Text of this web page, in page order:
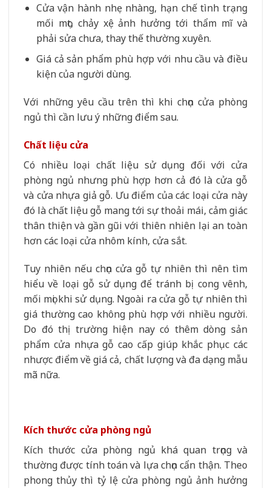
Cửa vận hành nhẹ nhàng, hạn chế tình trạng
mối mọt, chảy xệ ảnh hưởng tới thẩm mĩ và
phải sửa chưa, thay thế thường xuyên.
Giá cả sản phẩm phù hợp với nhu cầu và điều
kiện của người dùng.
Với những yêu cầu trên thì khi chọn cửa phòng
ngủ thì cần lưu ý những điểm sau.
Chất liệu cửa
Có nhiều loại chất liệu sử dụng đối với cửa
phòng ngủ nhưng phù hợp hơn cả đó là cửa gỗ
và cửa nhựa giả gỗ. Ưu điểm của các loại cửa này
đó là chất liệu gỗ mang tới sự thoải mái, cảm giác
thân thiện và gần gũi với thiên nhiên lại an toàn
hơn các loại cửa nhôm kính, cửa sắt.
Tuy nhiên nếu chọn cửa gỗ tự nhiên thì nên tìm
hiểu về loại gỗ sử dụng để tránh bị cong vênh,
mối mọi khi sử dụng. Ngoài ra cửa gỗ tự nhiên thì
giá thường cao không phù hợp với nhiều người.
Do đó thị trường hiện nay có thêm dòng sản
phẩm cửa nhựa gỗ cao cấp giúp khắc phục các
nhược điểm về giá cả, chất lượng và đa dạng mẫu
mã nữa.
Kích thước cửa phòng ngủ
Kích thước cửa phòng ngủ khá quan trọng và
thường được tính toán và lựa chọn cẩn thận. Theo
phong thủy thì tỷ lệ cửa phòng ngủ ảnh hưởng